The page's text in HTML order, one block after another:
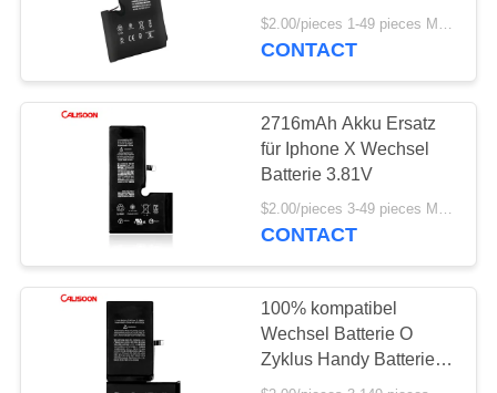
QUALITÄTSKONTROLLE
REFERENZEN
SITEMAP
PRIVACY
POLICY
11
$2.00/pieces 1-49 pieces MOQ:3 Stücke
CONTACT
2716mAh Akku Ersatz
für Iphone X Wechsel
Batterie 3.81V
$2.00/pieces 3-49 pieces MOQ:3 Stücke
CONTACT
100% kompatibel
Wechsel Batterie O
Zyklus Handy Batterie
Ersatz Für Iphone X